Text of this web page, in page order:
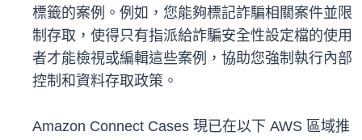
標籤的案例。例如，您能夠標記詐騙相關案件並限
制存取，使得只有指派給詐騙安全性設定檔的使用
者才能檢視或編輯這些案例，協助您強制執行內部
控制和資料存取政策。
Amazon Connect Cases 現已在以下 AWS 區域推